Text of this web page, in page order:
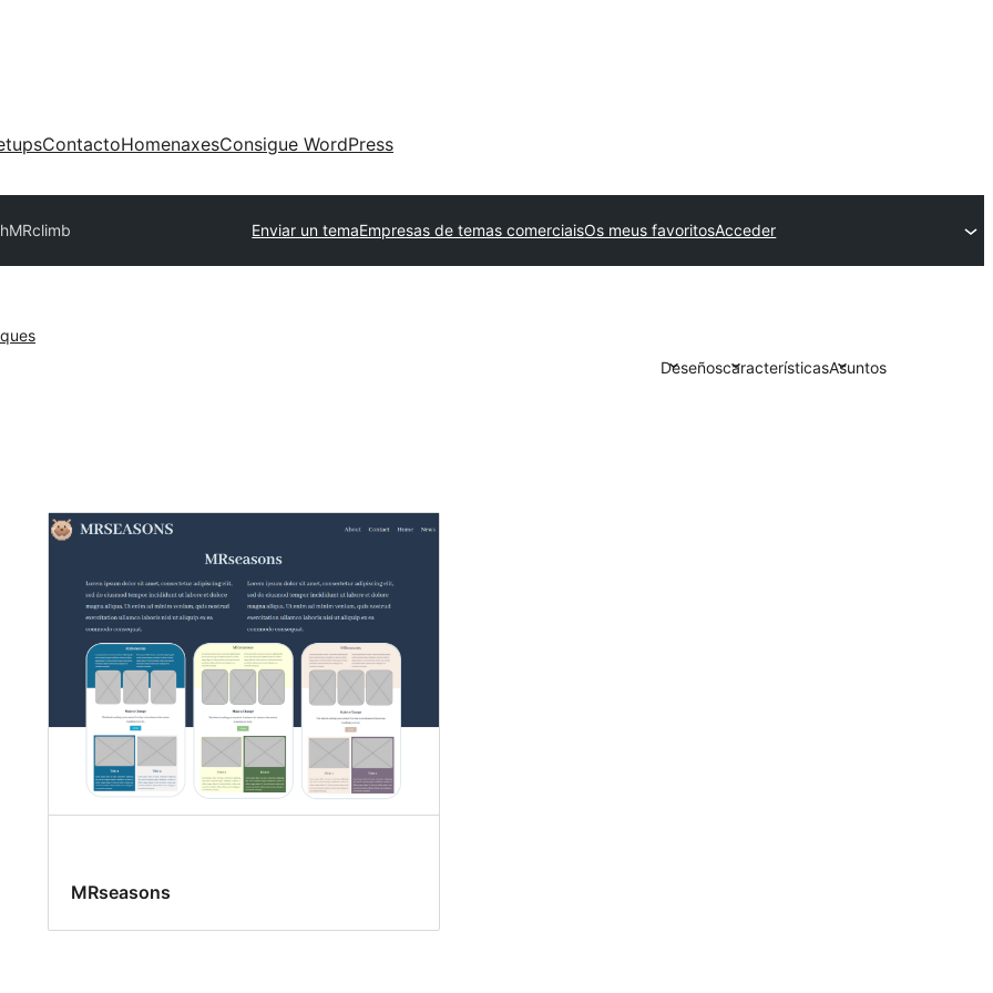
ContactoHomenaxesConsigue WordPress
MRclimb Enviar un temaEmpresas de temas comerciaisOs meus favoritosAcceder
DeseñoscaracterísticasAsuntos
MRseasons